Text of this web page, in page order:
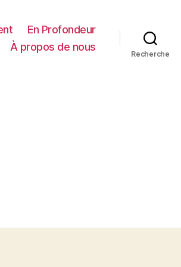
En Profondeur
À propos de nous
Recherche